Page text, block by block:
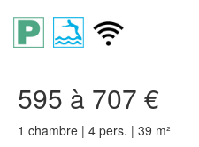
595 à 707 €
1 chambre | 4 pers. | 39 m²